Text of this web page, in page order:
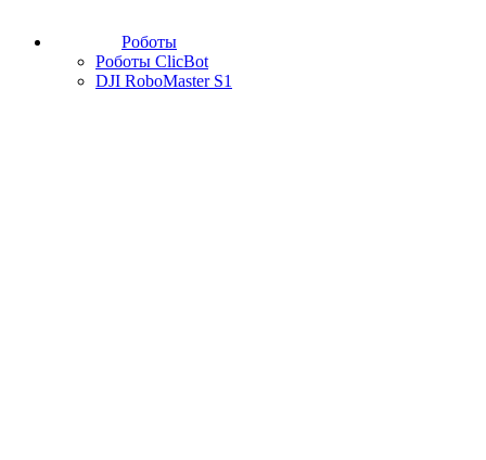
Роботы
Роботы ClicBot
DJI RoboMaster S1